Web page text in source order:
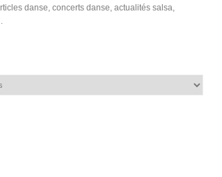
danse, concerts danse, actualités salsa,